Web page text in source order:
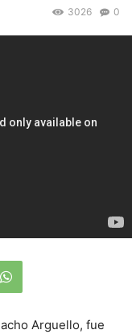
0
3026
Arguello, fue